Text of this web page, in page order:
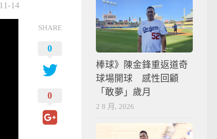
14
SHARE
0
0
棒球》陳金鋒重返道奇
球場開球 感性回顧
「敢夢」歲月
2 8 月, 2026